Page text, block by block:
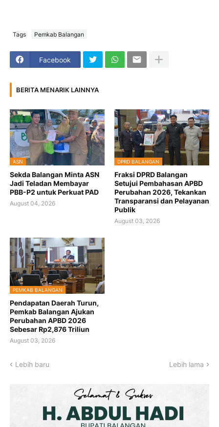
Tags Pemkab Balangan
Facebook
BERITA MENARIK LAINNYA
ASN
Sekda Balangan Minta ASN
Jadi Teladan Membayar
PBB-P2 untuk Perkuat PAD
August 04, 2026
DPRD BALANGAN
Fraksi DPRD Balangan
Setujui Pembahasan APBD
Perubahan 2026, Tekankan
Transparansi dan Pelayanan
Publik
August 03, 2026
PEMKAB BALANGAN
Pendapatan Daerah Turun,
Pemkab Balangan Ajukan
Perubahan APBD 2026
Sebesar Rp2,876 Triliun
August 03, 2026
Lebih baru Lebih lama